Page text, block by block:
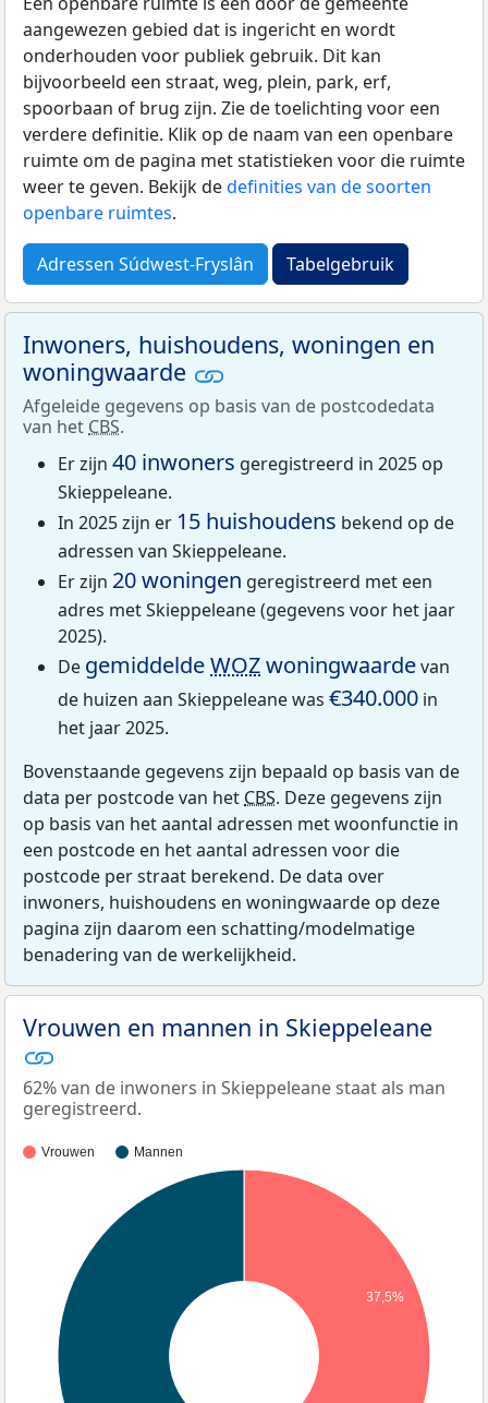
aangewezen gebied dat is ingericht en wordt
onderhouden voor publiek gebruik. Dit kan
bijvoorbeeld een straat, weg, plein, park, erf,
spoorbaan of brug zijn. Zie de toelichting voor een
verdere definitie. Klik op de naam van een openbare
ruimte om de pagina met statistieken voor die ruimte
weer te geven. Bekijk dedefinities van de soorten
openbare ruimtes.
Adressen Súdwest-Fryslân Tabelgebruik
Inwoners, huishoudens, woningen en
woningwaarde
Afgeleide gegevens op basis van de postcodedata
van het CBS.
Er zijn 40 inwoners geregistreerd in 2025 op
Skieppeleane.
In 2025 zijn er 15 huishoudens bekend op de
adressen van Skieppeleane.
Er zijn 20 woningen geregistreerd met een
adres met Skieppeleane (gegevens voor het jaar
2025).
De gemiddeldeWOZwoningwaardevan
de huizen aan Skieppeleane was €340.000 in
het jaar 2025.
Bovenstaande gegevens zijn bepaald op basis van de
data per postcode van het CBS. Deze gegevens zijn
op basis van het aantal adressen met woonfunctie in
een postcode en het aantal adressen voor die
postcode per straat berekend. De data over
inwoners, huishoudens en woningwaarde op deze
pagina zijn daarom een schatting/modelmatige
benadering van de werkelijkheid.
Vrouwen en mannen in Skieppeleane
62% van de inwoners in Skieppeleane staat als man
geregistreerd.
Vrouwen Mannen
37,5%